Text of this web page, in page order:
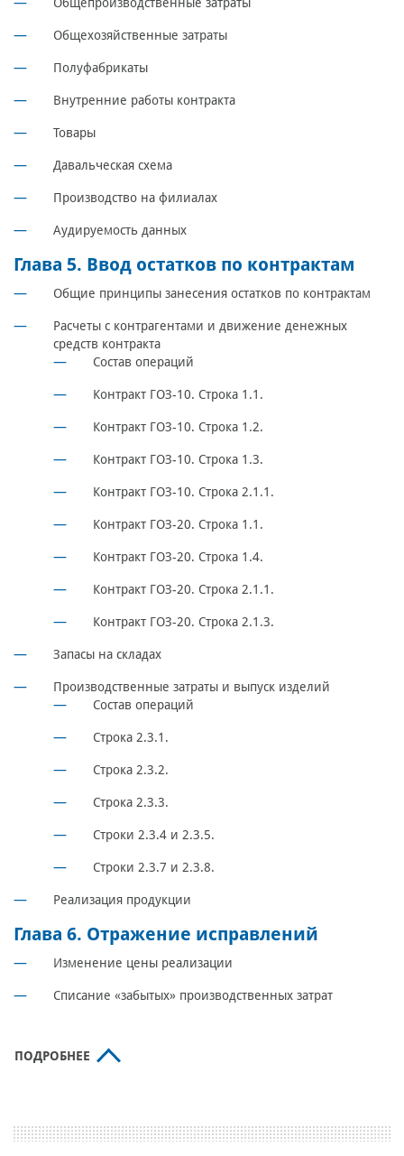
Общепроизводственные затраты
Общехозяйственные затраты
Полуфабрикаты
Внутренние работы контракта
Товары
Давальческая схема
Производство на филиалах
Аудируемость данных
Глава 5. Ввод остатков по контрактам
Общие принципы занесения остатков по контрактам
Расчеты с контрагентами и движение денежных
средств контракта
Состав операций
Контракт ГОЗ-10. Строка 1.1.
Контракт ГОЗ-10. Строка 1.2.
Контракт ГОЗ-10. Строка 1.3.
Контракт ГОЗ-10. Строка 2.1.1.
Контракт ГОЗ-20. Строка 1.1.
Контракт ГОЗ-20. Строка 1.4.
Контракт ГОЗ-20. Строка 2.1.1.
Контракт ГОЗ-20. Строка 2.1.3.
Запасы на складах
Производственные затраты и выпуск изделий
Состав операций
Строка 2.3.1.
Строка 2.3.2.
Строка 2.3.3.
Строки 2.3.4 и 2.3.5.
Строки 2.3.7 и 2.3.8.
Реализация продукции
Глава 6. Отражение исправлений
Изменение цены реализации
Списание «забытых» производственных затрат
ПОДРОБНЕЕ